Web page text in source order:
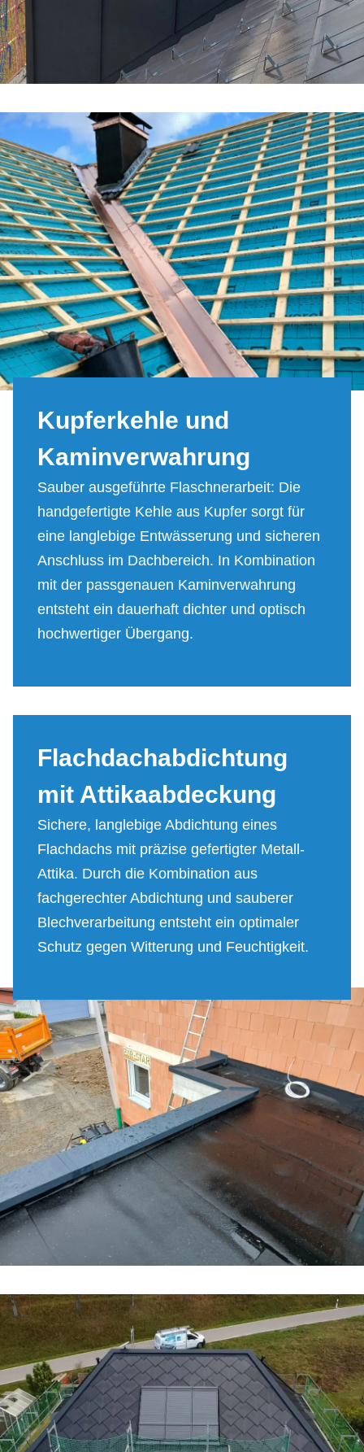
Kup­fer­keh­le und
Ka­min­ver­wah­rung
Sauber ausgeführte Flaschnerarbeit: Die
handgefertigte Kehle aus Kupfer sorgt für
eine langlebige Entwässerung und sicheren
Anschluss im Dachbereich. In Kombination
mit der passgenauen Kaminverwahrung
entsteht ein dauerhaft dichter und optisch
hochwertiger Übergang.
Flach­dach­ab­dich­tung
mit At­ti­ka­ab­deckung
Sichere, langlebige Abdichtung eines
Flachdachs mit präzise gefertigter Metall-
Attika. Durch die Kombination aus
fachgerechter Abdichtung und sauberer
Blechverarbeitung entsteht ein optimaler
Schutz gegen Witterung und Feuchtigkeit.